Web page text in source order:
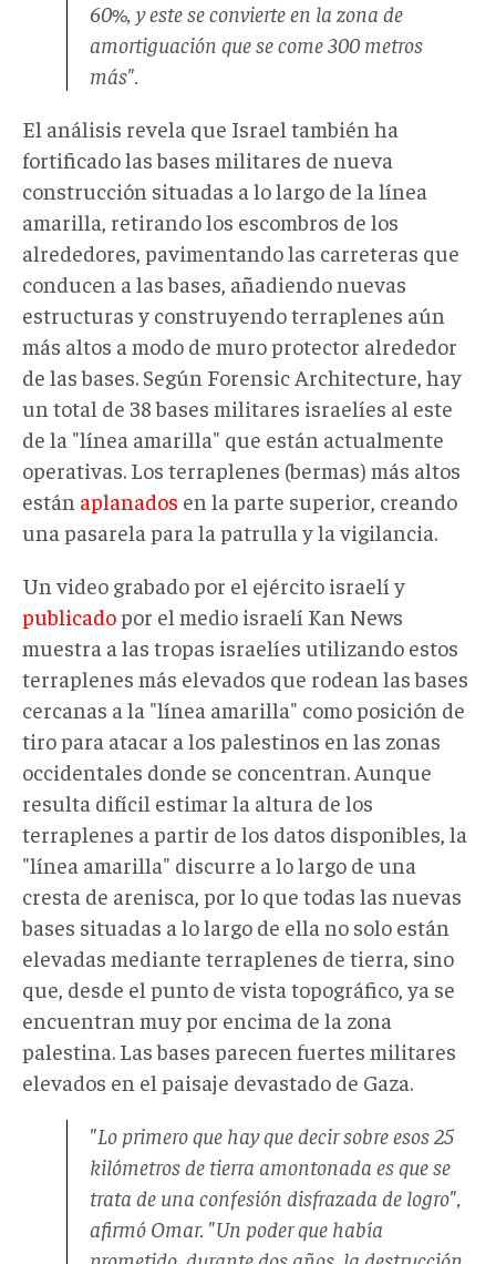
60%, y este se convierte en la zona de
amortiguación que se come 300 metros
más".
El análisis revela que Israel también ha
fortificado las bases militares de nueva
construcción situadas a lo largo de la línea
amarilla, retirando los escombros de los
alrededores, pavimentando las carreteras que
conducen a las bases, añadiendo nuevas
estructuras y construyendo terraplenes aún
más altos a modo de muro protector alrededor
de las bases. Según Forensic Architecture, hay
un total de 38 bases militares israelíes al este
de la "línea amarilla" que están actualmente
operativas. Los terraplenes (bermas) más altos
están aplanados en la parte superior, creando
una pasarela para la patrulla y la vigilancia.
Un video grabado por el ejército israelí y
publicadopor el medio israelí Kan News
muestra a las tropas israelíes utilizando estos
terraplenes más elevados que rodean las bases
cercanas a la "línea amarilla" como posición de
tiro para atacar a los palestinos en las zonas
occidentales donde se concentran. Aunque
resulta difícil estimar la altura de los
terraplenes a partir de los datos disponibles, la
"línea amarilla" discurre a lo largo de una
cresta de arenisca, por lo que todas las nuevas
bases situadas a lo largo de ella no solo están
elevadas mediante terraplenes de tierra, sino
que, desde el punto de vista topográfico, ya se
encuentran muy por encima de la zona
palestina. Las bases parecen fuertes militares
elevados en el paisaje devastado de Gaza.
"Lo primero que hay que decir sobre esos 25
kilómetros de tierra amontonada es que se
trata de una confesión disfrazada de logro",
afirmó Omar. "Un poder que había